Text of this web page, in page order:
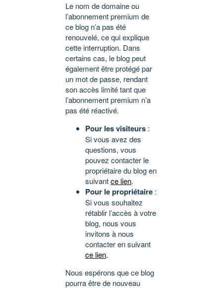
Le nom de domaine ou
l’abonnement premium de
ce blog n’a pas été
renouvelé, ce qui explique
cette interruption. Dans
certains cas, le blog peut
également être protégé par
un mot de passe, rendant
son accès limité tant que
l’abonnement premium n’a
pas été réactivé.
Pour les visiteurs :
Si vous avez des
questions, vous
pouvez contacter le
propriétaire du blog en
suivantce lien.
Pour le propriétaire :
Si vous souhaitez
rétablir l’accès à votre
blog, nous vous
invitons à nous
contacter en suivant
ce lien.
Nous espérons que ce blog
pourra être de nouveau